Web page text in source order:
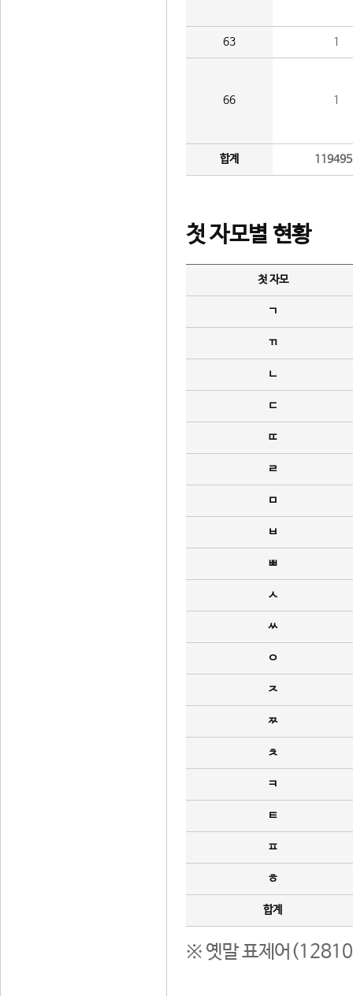
63 1
66 1
합계
첫 자모별 현황
첫 자모
ㄱ
ㄲ
ㄴ
ㄷ
ㄸ
ㄹ
ㅁ
ㅂ
ㅃ
ㅅ
ㅆ
ㅇ
ㅈ
ㅉ
ㅊ
ㅋ
ㅌ
ㅍ
ㅎ
합계
※ 옛말 표제어(12810